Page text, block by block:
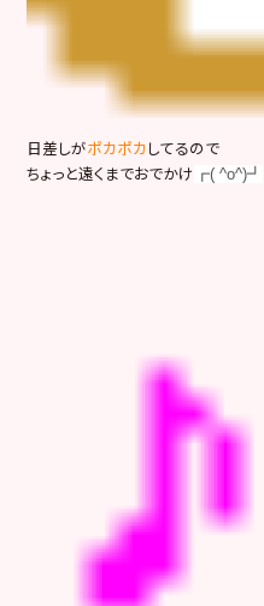
日差しがポカポカ してるので
ちょっと遠くまでおでかけ ┏( ^o^)┛